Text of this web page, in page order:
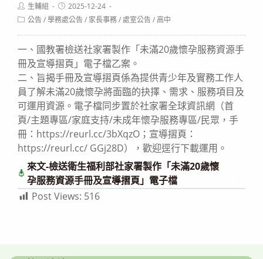
Post
author:
生輔組
Post
published:
2025-12-24
Post公告/學務處公告/ 家長事務/處室公告/高中
一、國教署檢送社家署製作「未滿20歲懷孕服務資源手
冊及宣導摺頁」電子檔乙案。
二、旨揭手冊及宣導摺頁係為提供青少年及實務工作人
員了解未滿20歲懷孕將面臨的抉擇、需求、服務項目及
可運用資源。電子檔同步置於社家署全球資訊網（首
頁/主題專區/家庭支持/未成年懷孕服務專區/民眾，手
冊：https://reurl.cc/3bXqzO；宣導摺頁：
https://reurl.cc/ GGj28D），歡迎逕行下載運用。
來文-檢送衛生福利部社家署製作「未滿20歲懷
孕服務資源手冊及宣導摺頁」電子檔
Post Views: 516